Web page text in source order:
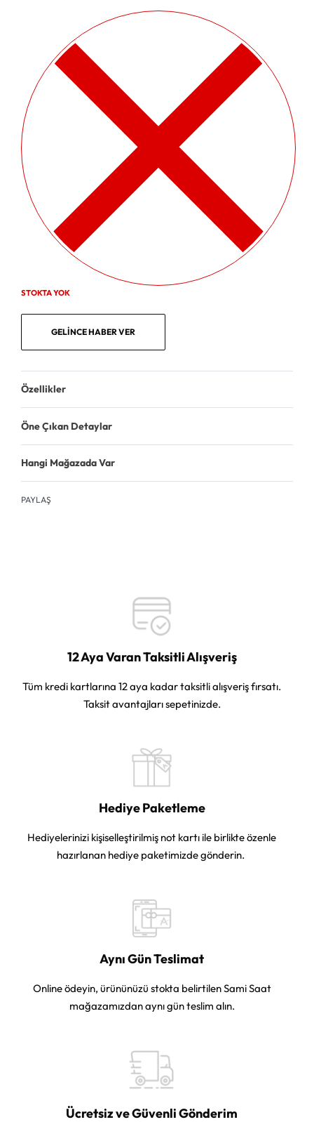
STOKTA YOK
GELINCE HABER VER
Özellikler
Öne Çıkan Detaylar
Hangi Mağazada Var
PAYLAŞ
12 Aya Varan Taksitli Alışveriş
Tüm kredi kartlarına 12 aya kadar taksitli alışveriş fırsatı.
Taksit avantajları sepetinizde.
Hediye Paketleme
Hediyelerinizi kişiselleştirilmiş not kartı ile birlikte özenle
hazırlanan hediye paketimizde gönderin.
Aynı Gün Teslimat
Online ödeyin, ürününüzü stokta belirtilen Sami Saat
mağazamızdan aynı gün teslim alın.
Ücretsiz ve Güvenli Gönderim